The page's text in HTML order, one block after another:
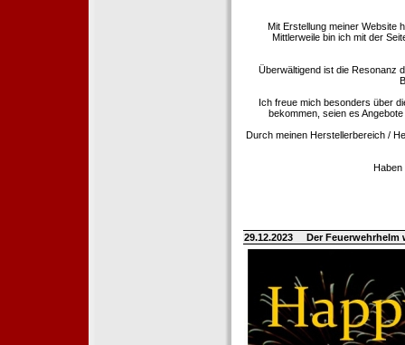
Mit Erstellung meiner Website
Mittlerweile bin ich mit der
Überwältigend ist die Resonanz
Ich freue mich besonders über
bekommen, seien es
Durch meinen Herstellerbereich /
Haben
29.12.2023 Der